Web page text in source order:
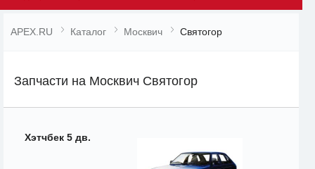
APEX.RU Каталог Москвич Святогор
Запчасти на Москвич Святогор
Хэтчбек 5 дв.